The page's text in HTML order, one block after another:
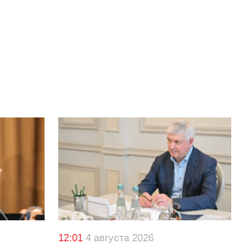
12:01 4 августа 2026